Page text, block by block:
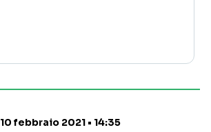
10 febbraio 2021 • 14:35